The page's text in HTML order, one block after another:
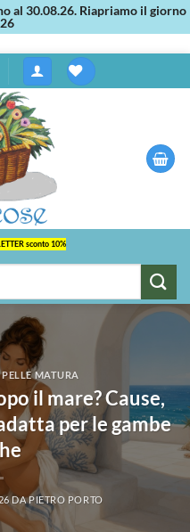
al 30.08.26. Riapriamo il giorno
sconto 10%
PELLE MATURA
il mare? Cause,
per le gambe
DAPIETRO PORTO